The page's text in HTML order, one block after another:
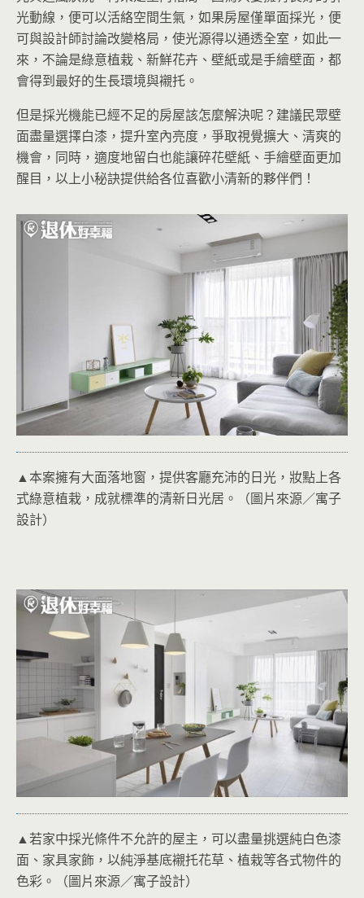
光動線，便可以活絡空間生氣，如果房屋僅單面採光，便
可與設計師討論改變格局，使光源得以通透全室，如此一
來，不論是綠意植栽、新鮮花卉、壁紙或是手繪壁面，都
會得到最好的生長環境與襯托。
但是採光機能已經不足的房屋該怎麼解決呢？建議民眾壁
面盡量選擇白漆，提升室內亮度，爭取視覺擴大、清爽的
機會，同時，適度地留白也能讓碎花壁紙、手繪壁面更加
醒目，以上小秘訣提供給各位喜歡小清新的夥伴們！
▲本案擁有大面落地窗，提供客廳充沛的日光，妝點上各
式綠意植栽，成就標準的清新日光居。（圖片來源／寓子
設計）
▲若家中採光條件不允許的屋主，可以盡量挑選純白色漆
面、家具家飾，以純淨基底襯托花草、植栽等各式物件的
色彩。（圖片來源／寓子設計）